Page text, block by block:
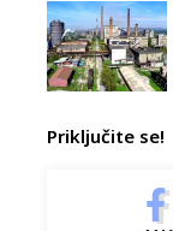
Priključite se!